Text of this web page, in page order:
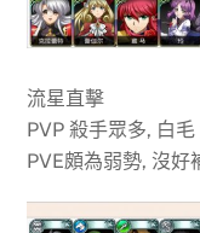
流星直擊
PVP 殺手眾多, 白
PVE頗為弱勢, 沒好